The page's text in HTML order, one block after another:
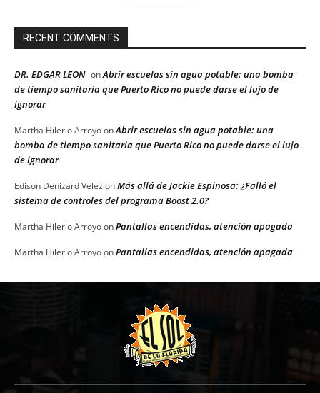
RECENT COMMENTS
DR. EDGAR LEON onAbrir escuelas sin agua potable: una bomba
de tiempo sanitaria que Puerto Rico no puede darse el lujo de
ignorar
Martha Hilerio ArroyoonAbrir escuelas sin agua potable: una
bomba de tiempo sanitaria que Puerto Rico no puede darse el lujo
de ignorar
Edison Denizard Velez onMás allá de Jackie Espinosa: ¿Falló el
sistema de controles del programa Boost 2.0?
Martha Hilerio ArroyoonPantallas encendidas, atención apagada
Martha Hilerio ArroyoonPantallas encendidas, atención apagada